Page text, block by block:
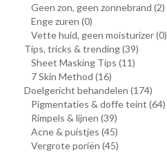
Geen zon, geen zonnebrand (2)
Enge zuren (0)
Vette huid, geen moisturizer(0)
Tips, tricks & trending(39)
Sheet Masking Tips (11)
7 Skin Method (16)
Doelgericht behandelen (174)
Pigmentaties & doffe teint (64)
Rimpels & lijnen (39)
Acne & puistjes (45)
Vergrote poriën (45)